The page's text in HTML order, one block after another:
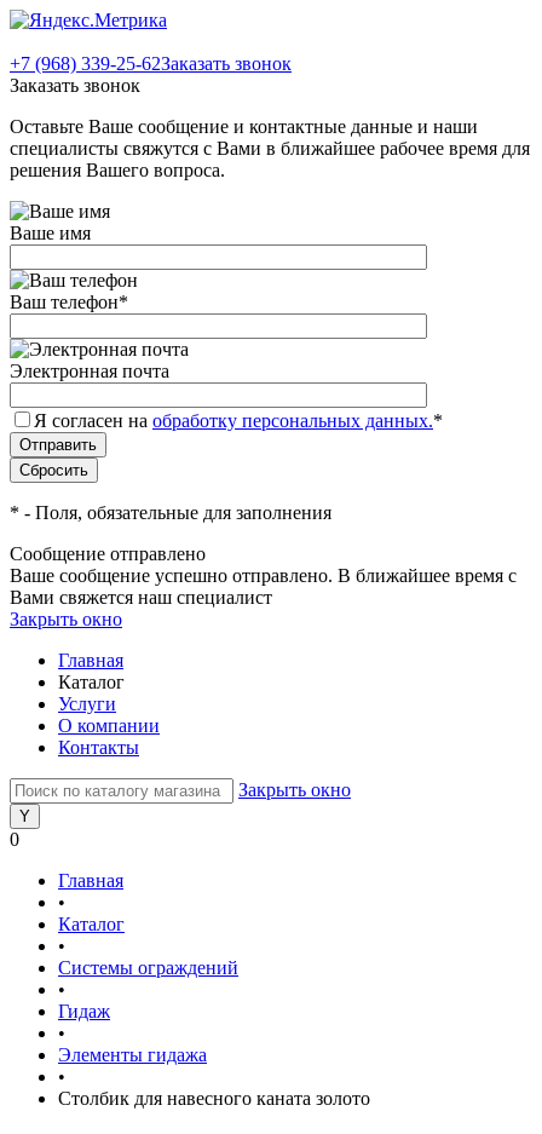
+7 (968) 339-25-62Заказать звонок
Заказать звонок
Оставьте Ваше сообщение и контактные данные и наши
специалисты свяжутся с Вами в ближайшее рабочее время для
решения Вашего вопроса.
Ваше имя
Ваш телефон*
Электронная почта
Я согласен на обработку персональных данных.*
* - Поля, обязательные для заполнения
Сообщение отправлено
Ваше сообщение успешно отправлено. В ближайшее время с
Вами свяжется наш специалист
Закрыть окно
Главная
Каталог
Услуги
О компании
Контакты
Закрыть окно
0
Главная
•
Каталог
•
Системы ограждений
•
Гидаж
•
Элементы гидажа
•
Столбик для навесного каната золото